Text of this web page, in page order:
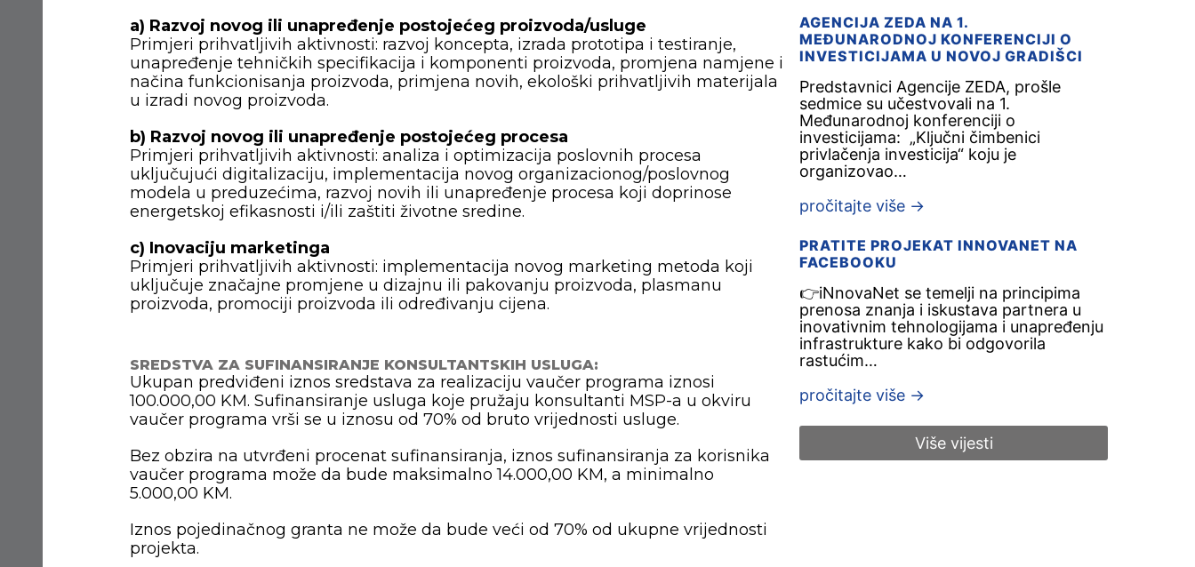
a) Razvoj novog ili unapređenje postojećeg proizvoda/usluge
Primjeri prihvatljivih aktivnosti: razvoj koncepta, izrada prototipa i testiranje,
unapređenje tehničkih specifikacija i komponenti proizvoda, promjena namjene i
načina funkcionisanja proizvoda, primjena novih, ekološki prihvatljivih materijala
u izradi novog proizvoda.
b) Razvoj novog ili unapređenje postojećeg procesa
Primjeri prihvatljivih aktivnosti: analiza i optimizacija poslovnih procesa
uključujući digitalizaciju, implementacija novog organizacionog/poslovnog
modela u preduzećima, razvoj novih ili unapređenje procesa koji doprinose
energetskoj efikasnosti i/ili zaštiti životne sredine.
c) Inovaciju marketinga
Primjeri prihvatljivih aktivnosti: implementacija novog marketing metoda koji
uključuje značajne promjene u dizajnu ili pakovanju proizvoda, plasmanu
proizvoda, promociji proizvoda ili određivanju cijena.
SREDSTVA ZA SUFINANSIRANJE KONSULTANTSKIH USLUGA:
Ukupan predviđeni iznos sredstava za realizaciju vaučer programa iznosi
100.000,00 KM. Sufinansiranje usluga koje pružaju konsultanti MSP-a u okviru
vaučer programa vrši se u iznosu od 70% od bruto vrijednosti usluge.
Bez obzira na utvrđeni procenat sufinansiranja, iznos sufinansiranja za korisnika
vaučer programa može da bude maksimalno 14.000,00 KM, a minimalno
5.000,00 KM.
Iznos pojedinačnog granta ne može da bude veći od 70% od ukupne vrijednosti
projekta.
AGENCIJA ZEDA NA 1.
MEĐUNARODNOJ KONFERENCIJI O
INVESTICIJAMA U NOVOJ GRADIŠCI
Predstavnici Agencije ZEDA, prošle
sedmice su učestvovali na 1.
Međunarodnoj konferenciji o
investicijama: „Ključni čimbenici
privlačenja investicija“ koju je
organizovao…
pročitajte više →
PRATITE PROJEKAT INNOVANET NA
FACEBOOKU
👉iNnovaNet se temelji na principima
prenosa znanja i iskustava partnera u
inovativnim tehnologijama i unapređenju
infrastrukture kako bi odgovorila
rastućim…
pročitajte više →
Više vijesti